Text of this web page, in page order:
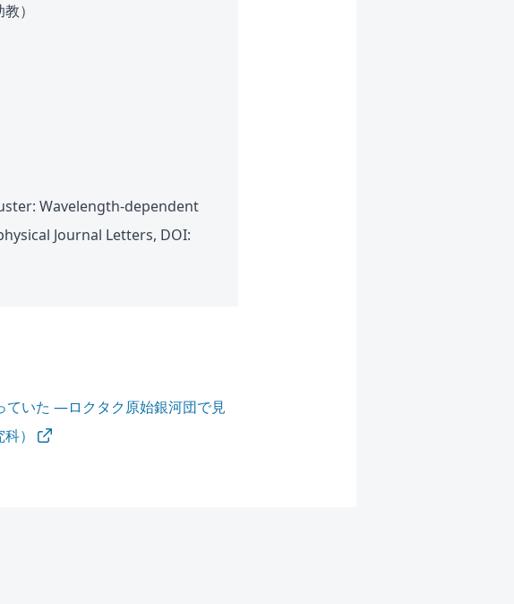
）
Wavelength-dependent
Journal Letters, DOI:
ていた ―ロクタク原始銀河団で見
）